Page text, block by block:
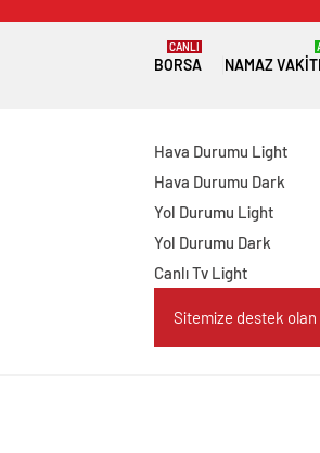
BORSA
CANLI
NAMAZ
Hava Durumu Light
Hava Durumu Dark
Yol Durumu Light
Yol Durumu Dark
Canlı Tv Light
Sitemize destek olan